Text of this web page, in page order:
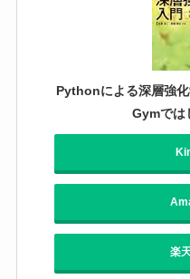
Pythonによる深層強
Gymでは
楽